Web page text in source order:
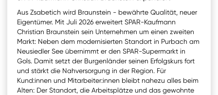
Aus Zsabetich wird Braunstein - bewährte Qualität, neuer
Eigentümer. Mit Juli 2026 erweitert SPAR-Kaufmann
Christian Braunstein sein Unternehmen um einen zweiten
Markt: Neben dem modernisierten Standort in Purbach am
Neusiedler See übernimmt er den SPAR-Supermarkt in
Gols. Damit setzt der Burgenländer seinen Erfolgskurs fort
und stärkt die Nahversorgung in der Region. Für
Kund:innen und Mitarbeiter:innen bleibt nahezu alles beim
Alten: Der Standort, die Arbeitsplätze und das gewohnte